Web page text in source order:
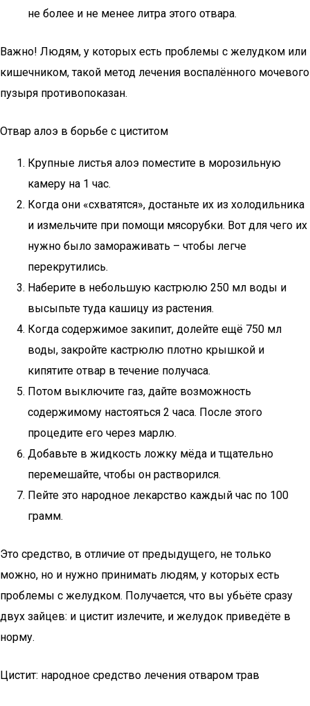
не более и не менее литра этого отвара.
Важно! Людям, у которых есть проблемы с желудком или
кишечником, такой метод лечения воспалённого мочевого
пузыря противопоказан.
Отвар алоэ в борьбе с циститом
Крупные листья алоэ поместите в морозильную
камеру на 1 час.
Когда они «схватятся», достаньте их из холодильника
и измельчите при помощи мясорубки. Вот для чего их
нужно было замораживать – чтобы легче
перекрутились.
Наберите в небольшую кастрюлю 250 мл воды и
высыпьте туда кашицу из растения.
Когда содержимое закипит, долейте ещё 750 мл
воды, закройте кастрюлю плотно крышкой и
кипятите отвар в течение получаса.
Потом выключите газ, дайте возможность
содержимому настояться 2 часа. После этого
процедите его через марлю.
Добавьте в жидкость ложку мёда и тщательно
перемешайте, чтобы он растворился.
Пейте это народное лекарство каждый час по 100
грамм.
Это средство, в отличие от предыдущего, не только
можно, но и нужно принимать людям, у которых есть
проблемы с желудком. Получается, что вы убьёте сразу
двух зайцев: и цистит излечите, и желудок приведёте в
норму.
Цистит: народное средство лечения отваром трав